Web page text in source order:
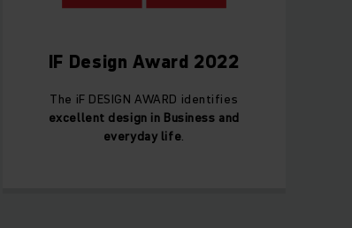
IF Design Award 2022
The iF DESIGN AWARD identifies
excellent design in Business and
everyday life.